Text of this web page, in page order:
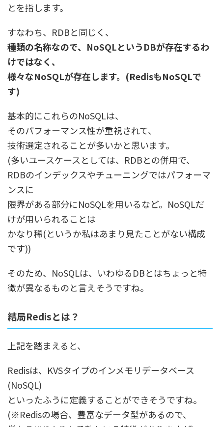
とを指します。
すなわち、RDBと同じく、
種類の名称なので、NoSQLというDBが存在するわ
けではなく、
様々なNoSQLが存在します。(RedisもNoSQLで
す)
基本的にこれらのNoSQLは、
そのパフォーマンス性が重視されて、
技術選定されることが多いかと思います。
(多いユースケースとしては、RDBとの併用で、
RDBのインデックスやチューニングではパフォーマ
ンスに
限界がある部分にNoSQLを用いるなど。NoSQLだ
けが用いられることは
かなり稀(というか私はあまり見たことがない構成
です))
そのため、NoSQLは、いわゆるDBとはちょっと特
徴が異なるものと言えそうですね。
結局Redisとは？
上記を踏まえると、
Redisは、KVSタイプのインメモリデータベース
(NoSQL)
といったふうに定義することができそうですね。
(※Redisの場合、豊富なデータ型があるので、